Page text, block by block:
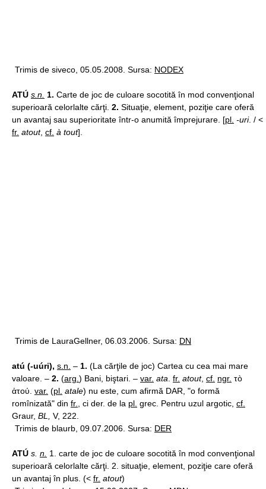
Trimis de siveco, 05.05.2008. Sursa: NODEX
ATÚ s.n. 1. Carte de joc de culoare socotită în mod convenţional
superioară celorlalte cărţi. 2. Situaţie, element, poziţie care oferă
un avantaj sau superioritate într-o anumită împrejurare. [pl. -uri. / <
fr. atout, cf. à tout].
Trimis de LauraGellner, 06.03.2006. Sursa: DN
atú (-uúri), s.n. – 1. (La cărţile de joc) Cartea cu cea mai mare
valoare. – 2. (arg.) Bani, biştari. – var. ata. fr. atout, cf. ngr. τò
ἀτού. var. (pl. atale) nu este, cum afirmă DAR, "o formă
romînizată" din fr., ci der. de la pl. grec. Pentru uzul argotic, cf.
Graur, BL, V, 222.
Trimis de blaurb, 09.07.2006. Sursa: DER
ATÚ s. n. 1. carte de joc de culoare socotită în mod convenţional
superioară celorlalte cărţi. 2. situaţie, element, poziţie care oferă
un avantaj în plus. (< fr. atout)